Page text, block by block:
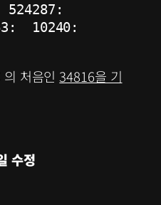
10240:
처음인34816을 기
수정